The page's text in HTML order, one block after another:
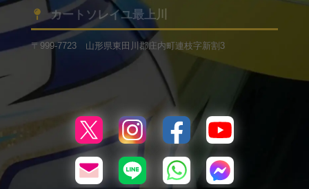
カートソレイユ最上川
〒999-7723 山形県東田川郡庄内町連枝字新割3